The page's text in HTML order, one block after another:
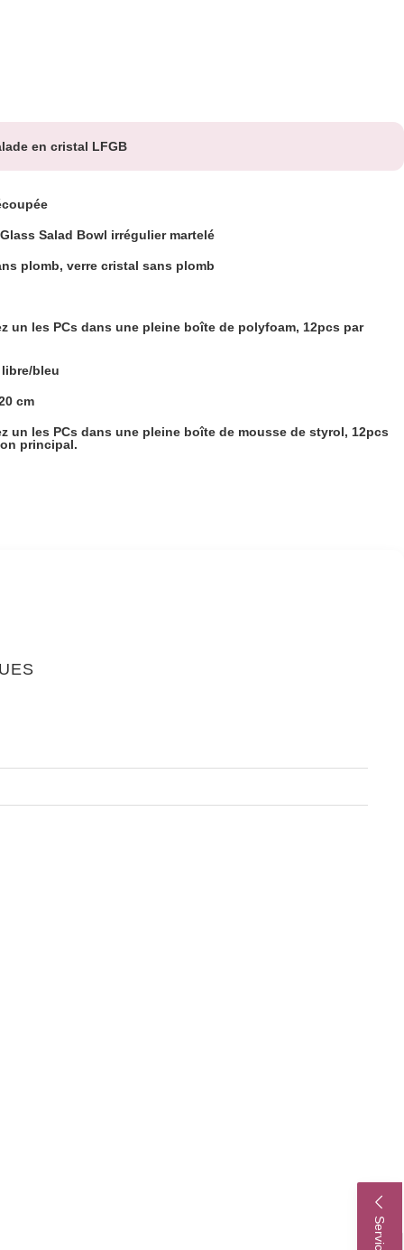
en cristal LFGB
Salad Bowl irrégulier martelé
plomb, verre cristal sans plomb
un les PCs dans une pleine boîte de polyfoam, 12pcs par
libre/bleu
cm
un les PCs dans une pleine boîte de mousse de styrol, 12pcs
principal.